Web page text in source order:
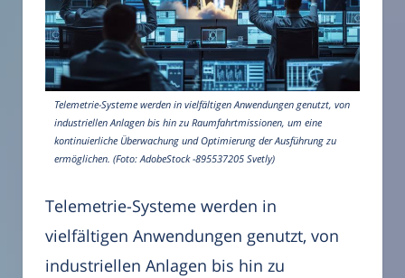
Telemetrie-Systeme werden in vielfältigen Anwendungen genutzt, von
industriellen Anlagen bis hin zu Raumfahrtmissionen, um eine
kontinuierliche Überwachung und Optimierung der Ausführung zu
ermöglichen. (Foto: AdobeStock -895537205 Svetly)
Telemetrie-Systeme werden in
vielfältigen Anwendungen genutzt, von
industriellen Anlagen bis hin zu